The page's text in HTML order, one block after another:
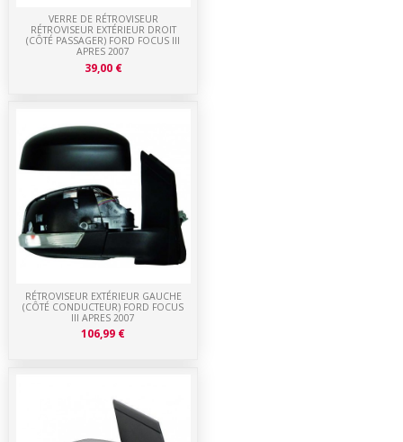
RÉTROVISEUR EXTÉRIEUR GAUCHE
(CÔTÉ CONDUCTEUR) FORD FOCUS
III APRES 2007
106,99 €
VERRE DE RÉTROVISEUR
RÉTROVISEUR EXTÉRIEUR DROIT
(CÔTÉ PASSAGER) FORD FOCUS III
APRES 2007
39,00 €